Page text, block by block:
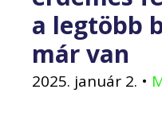
a legtöbb
már van
2025. január 2. •